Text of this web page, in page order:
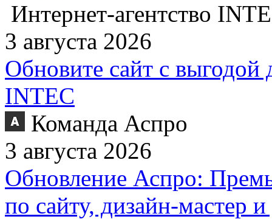
Интернет-агентство
3 августа 2026
Обновите сайт с выгодой
INTEC
Команда Аспро
3 августа 2026
Обновление Аспро:
по сайту, дизайн-мастер